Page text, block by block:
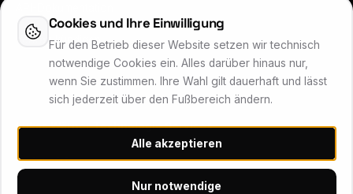
Vertrag kündigen
Lukas Wärner Technologie Services
Inhaber Lukas Wärner · Friedrich-Stoer-Straße 6 · 90537 Feucht
Systemstatus
Cookies und Ihre Einwilligung
Für den Betrieb dieser Website setzen wir technisch
notwendige Cookies ein. Alles darüber hinaus nur,
wenn Sie zustimmen. Ihre Wahl gilt dauerhaft und lässt
sich jederzeit über den Fußbereich ändern.
Alle akzeptieren
Nur notwendige